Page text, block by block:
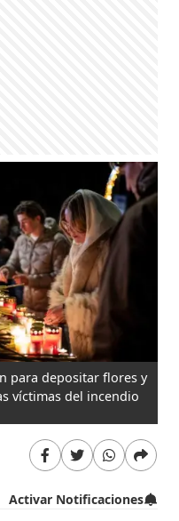
para depositar flores y
víctimas del incendio
Activar Notificaciones